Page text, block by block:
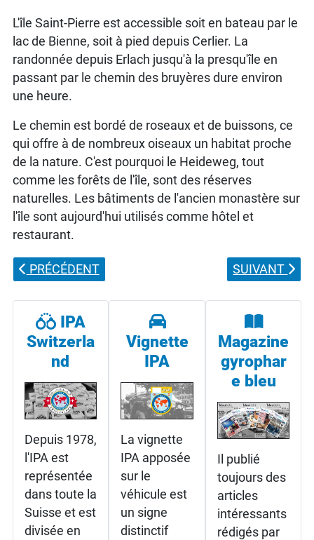
L'île Saint-Pierre est accessible soit en bateau par le
lac de Bienne, soit à pied depuis Cerlier. La
randonnée depuis Erlach jusqu'à la presqu'île en
passant par le chemin des bruyères dure environ
une heure.
Le chemin est bordé de roseaux et de buissons, ce
qui offre à de nombreux oiseaux un habitat proche
de la nature. C'est pourquoi le Heideweg, tout
comme les forêts de l'île, sont des réserves
naturelles. Les bâtiments de l'ancien monastère sur
l'île sont aujourd'hui utilisés comme hôtel et
restaurant.
ARTICLE PRÉCÉDENT : BISON RANCH LES PRÉS-
PRÉCÉDENT ARTICLE
SUIVANT
IPA
Switzerla
nd
Depuis 1978,
l'IPA est
représentée
dans toute la
Suisse et est
divisée en
Vignette
IPA
La vignette
IPA apposée
sur le
véhicule est
un signe
distinctif
Magazine
gyrophar
e bleu
Il publié
toujours des
articles
intéressants
rédigés par